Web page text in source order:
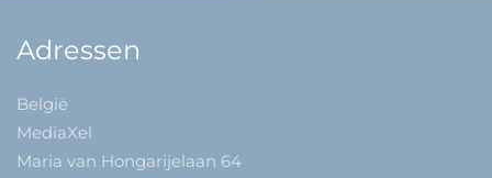
Adressen
België
MediaXel
Maria van Hongarijelaan 64